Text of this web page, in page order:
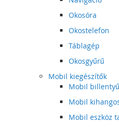
Okosóra
Okostelefon
Táblagép
Okosgyűrű
Mobil kiegészítők
Mobil
Mobil
Mobil eszköz